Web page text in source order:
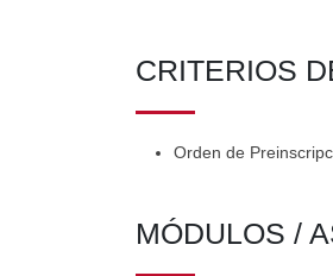
CRITERIOS
Orden de
MÓDULOS /